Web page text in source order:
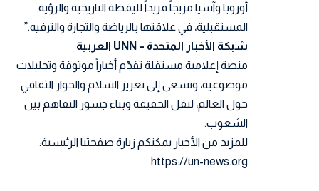
أوروبا وآسيا مزيجاً فريداً لليقظة التاريخية والرؤية
المستقبلية، في علاقتها بالرياضة والتجارة والترفيه.”
شبكة الأخبار المتحدة – UNN العربية
منصة إعلامية مستقلة تقدّم أخباراً موثوقة وتحليلات
موضوعية، وتسعى إلى تعزيز السلام والحوار الثقافي
حول العالم، لنقل الحقيقة وبناء جسور التفاهم بين
الشعوب.
للمزيد من الأخبار يمكنكم زيارة صفحتنا الرئيسية:
https://un-news.org